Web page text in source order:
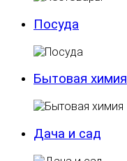
Посуда
Бытовая химия
Дача и сад